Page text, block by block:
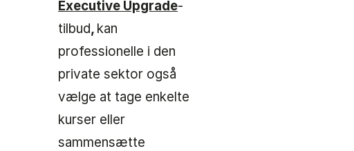
Executive Upgrade-
tilbud, kan
professionelle i den
private sektor også
vælge at tage enkelte
kurser eller
sammensætte